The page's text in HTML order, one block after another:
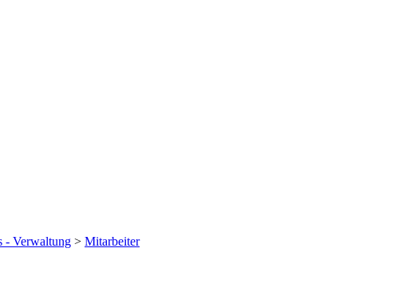
- Verwaltung > Mitarbeiter